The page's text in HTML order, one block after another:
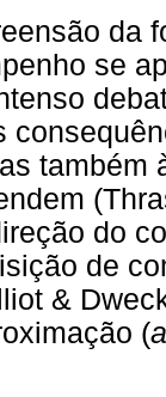
da
se
também
do
de
&
(